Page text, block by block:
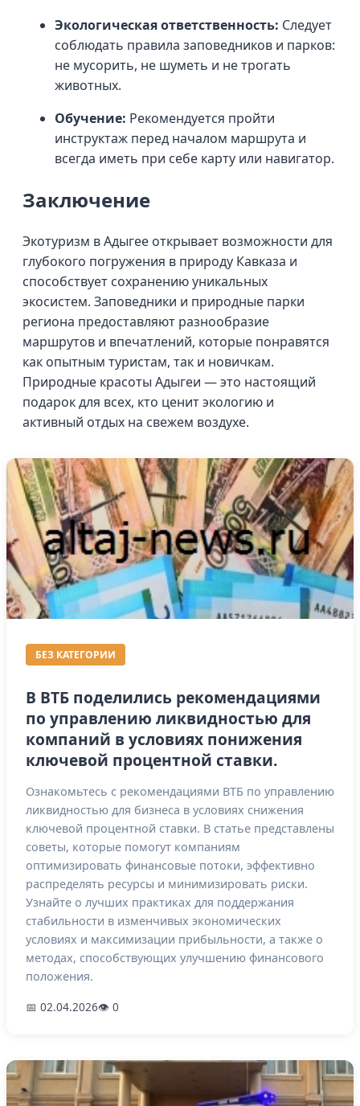
Экологическая ответственность: Следует
соблюдать правила заповедников и парков:
не мусорить, не шуметь и не трогать
животных.
Обучение: Рекомендуется пройти
инструктаж перед началом маршрута и
всегда иметь при себе карту или навигатор.
Заключение
Экотуризм в Адыгее открывает возможности для
глубокого погружения в природу Кавказа и
способствует сохранению уникальных
экосистем. Заповедники и природные парки
региона предоставляют разнообразие
маршрутов и впечатлений, которые понравятся
как опытным туристам, так и новичкам.
Природные красоты Адыгеи — это настоящий
подарок для всех, кто ценит экологию и
активный отдых на свежем воздухе.
БЕЗ КАТЕГОРИИ
В ВТБ поделились рекомендациями
по управлению ликвидностью для
компаний в условиях понижения
ключевой процентной ставки.
Ознакомьтесь с рекомендациями ВТБ по управлению
ликвидностью для бизнеса в условиях снижения
ключевой процентной ставки. В статье представлены
советы, которые помогут компаниям
оптимизировать финансовые потоки, эффективно
распределять ресурсы и минимизировать риски.
Узнайте о лучших практиках для поддержания
стабильности в изменчивых экономических
условиях и максимизации прибыльности, а также о
методах, способствующих улучшению финансового
положения.
📅 02.04.2026👁 0